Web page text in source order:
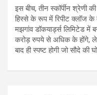
इस बीच, तीन स्कॉर्पीन श्रेणी
हिस्से के रूप में रिपीट क्लॉज के
मझगांव डॉकयार्ड्स लिमिटेड में
करोड़ रुपये से अधिक के होंगे,
बाद ही स्पष्ट होगी जो सौदे की